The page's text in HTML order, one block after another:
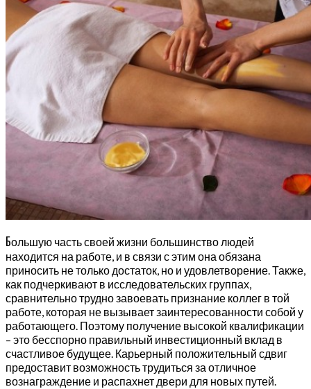
Большую часть своей жизни большинство людей
находится на работе, и в связи с этим она обязана
приносить не только достаток, но и удовлетворение. Также,
как подчеркивают в исследовательских группах,
сравнительно трудно завоевать признание коллег в той
работе, которая не вызывает заинтересованности собой у
работающего. Поэтому получение высокой квалификации
– это бесспорно правильный инвестиционный вклад в
счастливое будущее. Карьерный положительный сдвиг
предоставит возможность трудиться за отличное
вознаграждение и распахнет двери для новых путей.